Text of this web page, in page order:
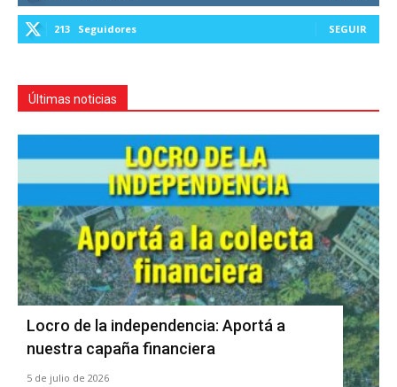
213 Seguidores SEGUIR
Últimas noticias
Locro de la independencia: Aportá a
nuestra capaña financiera
5 de julio de 2026